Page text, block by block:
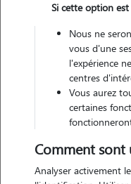
Nos familles
Si cette option est
Nous ne
vous d'une
l'expérience
centres
Vous aurez
certaines
Comment sont
Analyser activement